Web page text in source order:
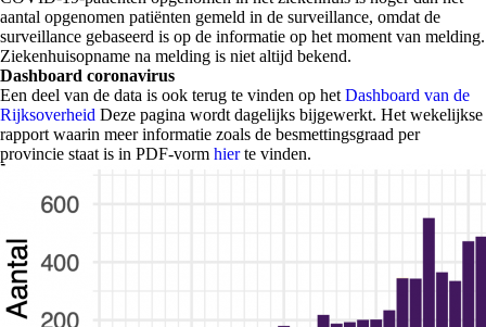
aantal opgenomen patiënten gemeld in de surveillance, omdat de
surveillance gebaseerd is op de informatie op het moment van melding.
Ziekenhuisopname na melding is niet altijd bekend.
Dashboard coronavirus
Een deel van de data is ook terug te vinden op het Dashboard van de
Rijksoverheid Deze pagina wordt dagelijks bijgewerkt. Het wekelijkse
rapport waarin meer informatie zoals de besmettingsgraad per
provincie staat is in PDF-vorm hierte vinden.